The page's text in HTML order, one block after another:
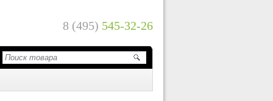
8 (495) 545-32-26